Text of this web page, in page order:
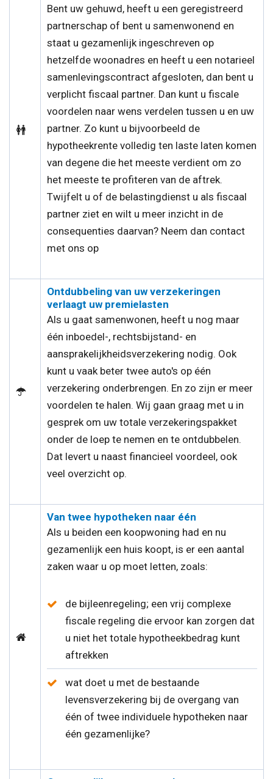
Bent uw gehuwd, heeft u een geregistreerd
partnerschap of bent u samenwonend en
staat u gezamenlijk ingeschreven op
hetzelfde woonadres en heeft u een notarieel
samenlevingscontract afgesloten, dan bent u
verplicht fiscaal partner. Dan kunt u fiscale
voordelen naar wens verdelen tussen u en uw
partner. Zo kunt u bijvoorbeeld de
hypotheekrente volledig ten laste laten komen
van degene die het meeste verdient om zo
het meeste te profiteren van de aftrek.
Twijfelt u of de belastingdienst u als fiscaal
partner ziet en wilt u meer inzicht in de
consequenties daarvan? Neem dan contact
met ons op
Ontdubbeling van uw verzekeringen
verlaagt uw premielasten
Als u gaat samenwonen, heeft u nog maar
één inboedel-, rechtsbijstand- en
aansprakelijkheidsverzekering nodig. Ook
kunt u vaak beter twee auto's op één
verzekering onderbrengen. En zo zijn er meer
voordelen te halen. Wij gaan graag met u in
gesprek om uw totale verzekeringspakket
onder de loep te nemen en te ontdubbelen.
Dat levert u naast financieel voordeel, ook
veel overzicht op.
Van twee hypotheken naar één
Als u beiden een koopwoning had en nu
gezamenlijk een huis koopt, is er een aantal
zaken waar u op moet letten, zoals:
de bijleenregeling; een vrij complexe
fiscale regeling die ervoor kan zorgen dat
u niet het totale hypotheekbedrag kunt
aftrekken
wat doet u met de bestaande
levensverzekering bij de overgang van
één of twee individuele hypotheken naar
één gezamenlijke?